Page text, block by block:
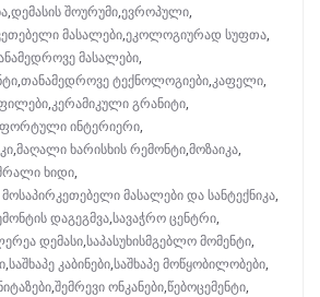
,დემასის შოურუმი,ევროპული,
მასალები,ეკოლოგიურად სუფთა,
მასალები,
,თანამედროვე ტექნოლოგიები,კაფელი,
,კერამიკული გრანიტი,
ინტერიერი,
,მაღალი ხარისხის რემონტი,მოზაიკა,
ხიდი,
მასალები და სანტექნიკა,
დაგეგმვა,სავაჭრო ცენტრი,
დემასი,საპასუხისმგებლო მომენტი,
,საშხაპე კაბინები,საშხაპე მოწყობილობები,
,შემრევი ონკანები,წებოცემენტი,